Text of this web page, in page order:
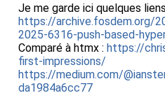
Je me garde ici quelques
https://archive.fosdem.org/
2025-6316-push-based-
Comparé à htmx : https://
first-impressions/
https://medium.com/
da1984a6cc77